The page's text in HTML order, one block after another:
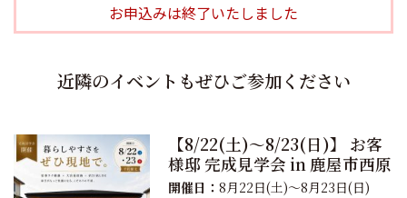
お申込みは終了いたしました
近隣のイベントもぜひご参加ください
【8/22(土)～8/23(日)】 お客
様邸 完成見学会 in 鹿屋市西原
開催日： 8月22日(土)～8月23日(日)